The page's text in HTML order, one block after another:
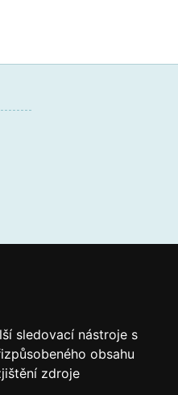
sledovací nástroje s
obsahu
zdroje